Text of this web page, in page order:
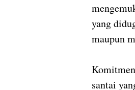
yang
maupun
santai